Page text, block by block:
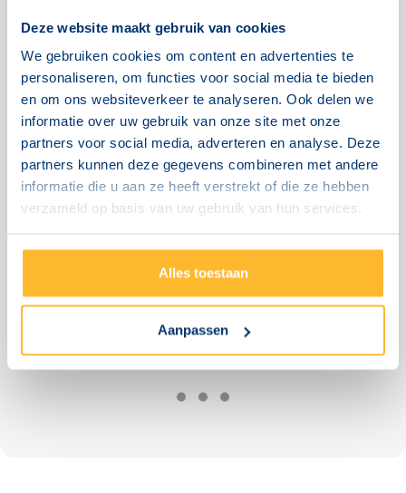
Deze website maakt gebruik van cookies
We gebruiken cookies om content en advertenties te
personaliseren, om functies voor social media te bieden
en om ons websiteverkeer te analyseren. Ook delen we
informatie over uw gebruik van onze site met onze
partners voor social media, adverteren en analyse. Deze
partners kunnen deze gegevens combineren met andere
informatie die u aan ze heeft verstrekt of die ze hebben
verzameld op basis van uw gebruik van hun services.
Alles toestaan
Aanpassen
kon ik na het weekend gelukkig al meteen terecht!
Omdat ik er zeker van wilde zijn dat ik zou slagen
heb ik dat weekend ook de VCA e-learning
doorlopen. Ik ben met vlag en wimpel geslaagd!”
Anne